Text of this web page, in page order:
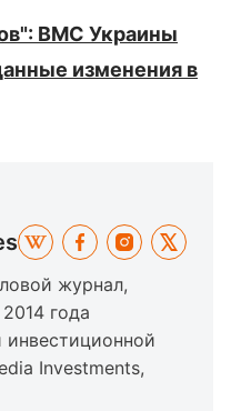
ВМС Украины
изменения в
журнал,
года
инвестиционной
Investments,